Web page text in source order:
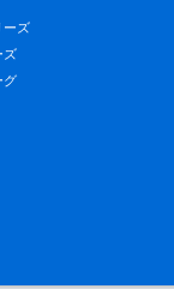
ーズ
ズ
グ